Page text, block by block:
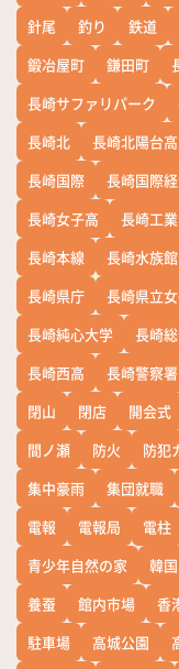
針尾
釣り 鉄道
鍛冶屋町
鎌田町
長崎サファリパーク
長崎北
長崎北陽台高
長崎国際
長崎国際
長崎女子高
長崎工業
長崎本線
長崎水族館
長崎県庁
長崎県立
長崎純心大学
長崎
長崎西高
長崎警察署
閉山
閉店 開会式
間ノ瀬
防火 防犯
集中豪雨
集団就職
電報
電報局 電柱
青少年自然の家
韓国
養蚕
館内市場 香
駐車場
高城公園